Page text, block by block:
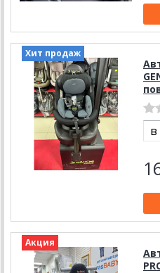
Хит продаж
Акция